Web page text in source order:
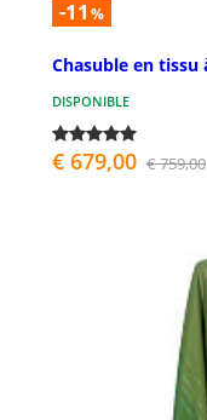
-11 %
Chasuble en tissu
DISPONIBLE
€ 679,00 € 759,00